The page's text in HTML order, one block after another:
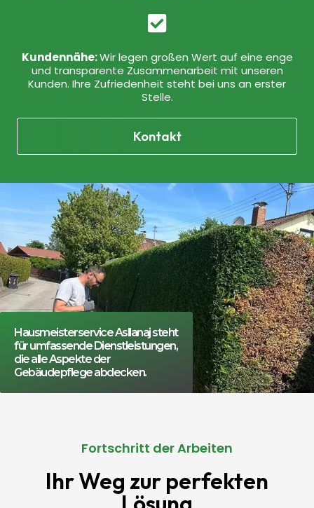
Kundennähe:Wir legen großen Wert auf eine enge
und transparente Zusammenarbeit mit unseren
Kunden. Ihre Zufriedenheit steht bei uns an erster
Stelle.
Kontakt
Hausmeisterservice Asllanaj steht
für umfassende Dienstleistungen,
die alle Aspekte der
Gebäudepflege abdecken.
Fortschritt der Arbeiten
Ihr Weg zur perfekten